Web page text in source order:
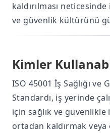
kaldırılması
ve güvenlik kültürünü
Kimler
ISO 45001 İş Sağlığı
Standardı, iş yerinde
için sağlık ve
ortadan kaldırmak